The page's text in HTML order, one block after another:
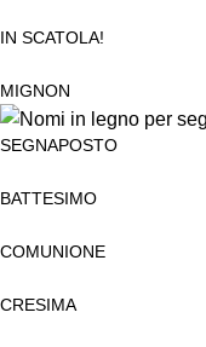
IN SCATOLA!
MIGNON
SEGNAPOSTO
BATTESIMO
COMUNIONE
CRESIMA